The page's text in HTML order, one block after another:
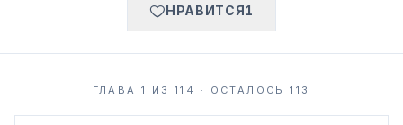
НРАВИТСЯ1
ГЛАВА 1 ИЗ 114 · ОСТАЛОСЬ 113